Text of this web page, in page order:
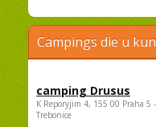
Campings die u
camping Drusus
K Reporyjim 4, 155 00 Praha 5 -
Trebonice